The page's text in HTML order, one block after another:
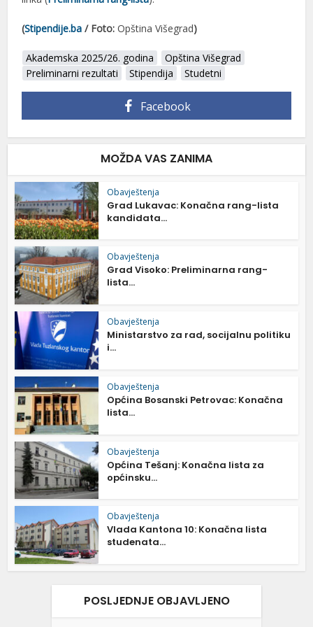
(Stipendije.ba / Foto:Opština Višegrad)
Akademska 2025/26. godina
Opština Višegrad
Preliminarni rezultati
Stipendija Studetni
Facebook
MOŽDA VAS ZANIMA
Obavještenja
Grad Lukavac: Konačna rang-lista
kandidata...
Obavještenja
Grad Visoko: Preliminarna rang-
lista...
Obavještenja
Ministarstvo za rad, socijalnu politiku
i...
Obavještenja
Općina Bosanski Petrovac: Konačna
lista...
Obavještenja
Općina Tešanj: Konačna lista za
općinsku...
Obavještenja
Vlada Kantona 10: Konačna lista
studenata...
POSLJEDNJE OBJAVLJENO